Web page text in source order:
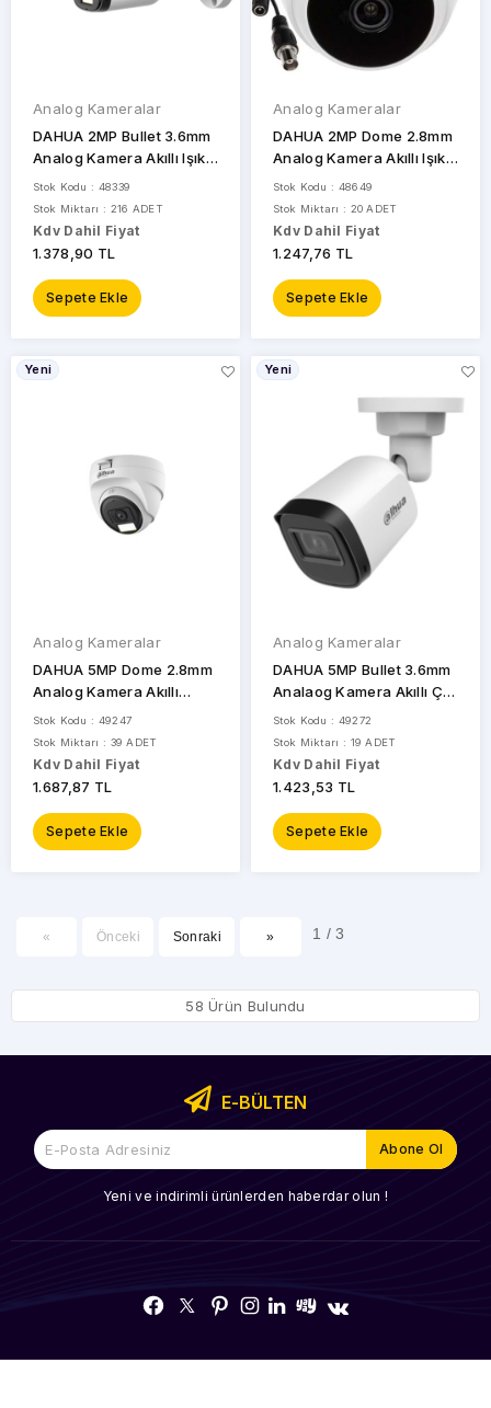
Analog Kameralar
DAHUA 2MP Bullet 3.6mm
Analog Kamera Akıllı Işıklı
Sesli HAC-B1A21P-U-IL-A
Stok Kodu : 48339
Stok Miktarı : 216 ADET
Kdv Dahil Fiyat
1.378,90 TL
Sepete Ekle
Analog Kameralar
DAHUA 2MP Dome 2.8mm
Analog Kamera Akıllı Işıklı
Sesli HAC-T1A21P-U-IL-A-
0280B
Stok Kodu : 48649
Stok Miktarı : 20 ADET
Kdv Dahil Fiyat
1.247,76 TL
Sepete Ekle
Yeni
Analog Kameralar
DAHUA 5MP Dome 2.8mm
Analog Kamera Akıllı
Hibrit Işıklı Sesli HAC-
T1A51P-U-IL-A
Stok Kodu : 49247
Stok Miktarı : 39 ADET
Kdv Dahil Fiyat
1.687,87 TL
Sepete Ekle
Yeni
Analog Kameralar
DAHUA 5MP Bullet 3.6mm
Analaog Kamera Akıllı Çift
Işılı HAC-B1A51P-U-IL
Stok Kodu : 49272
Stok Miktarı : 19 ADET
Kdv Dahil Fiyat
1.423,53 TL
Sepete Ekle
« Önceki Sonraki » 1 / 3
58 Ürün Bulundu
E-BÜLTEN
Yeni ve indirimli ürünlerden haberdar olun !